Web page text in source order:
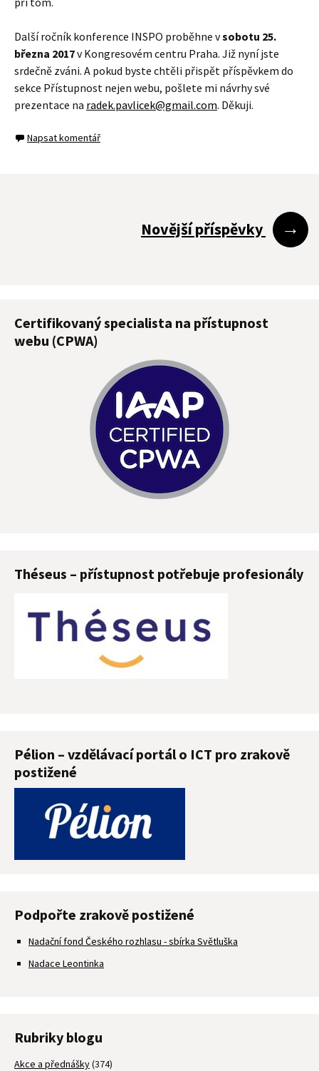
Další ročník konference INSPO proběhne vsobotu 25.
března 2017v Kongresovém centru Praha. Již nyní jste
srdečně zváni. A pokud byste chtěli přispět příspěvkem do
sekce Přístupnost nejen webu, pošlete mi návrhy své
prezentace na radek.pavlicek@gmail.com. Děkuji.
Napsat komentář
příspěvky
Novější příspěvky →
Certifikovaný specialista na přístupnost
webu (CPWA)
Théseus – přístupnost potřebuje profesionály
Pélion – vzdělávací portál o ICT pro zrakově
postižené
Podpořte zrakově postižené
Nadační fond Českého rozhlasu - sbírka Světluška
Nadace Leontinka
Rubriky blogu
Akce a přednášky(374)